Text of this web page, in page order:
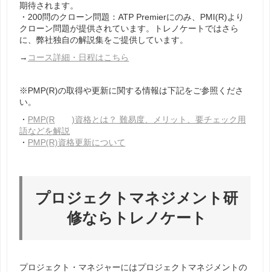
期待されます。
・200問のクローン問題：ATP Premierにのみ、PMI(R)より
クローン問題が提供されています。トレノケートではさら
に、弊社独自の解説集をご提供しています。
→ コース詳細・日程はこちら
※PMP(R)の取得や更新に関する情報は下記をご参照くださ
い。
・ PMP(R
)資格とは？ 難易度、メリット、要チェック用
語などを解説
・ PMP(R)資格更新について
プロジェクトマネジメント研
修ならトレノケート
プロジェクト・マネジャーにはプロジェクトマネジメントの